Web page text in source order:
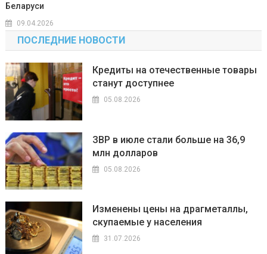
Беларуси
09.04.2026
ПОСЛЕДНИЕ НОВОСТИ
Кредиты на отечественные товары
станут доступнее
05.08.2026
ЗВР в июле стали больше на 36,9
млн долларов
05.08.2026
Изменены цены на драгметаллы,
скупаемые у населения
31.07.2026